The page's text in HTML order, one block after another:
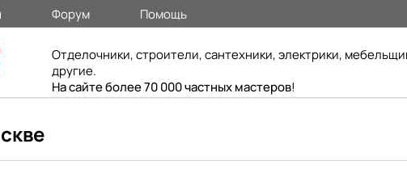
Форум Помощь
Отделочники, строители, сантехники, электрики,
другие.
На сайте более 70 000 частных мастеров!